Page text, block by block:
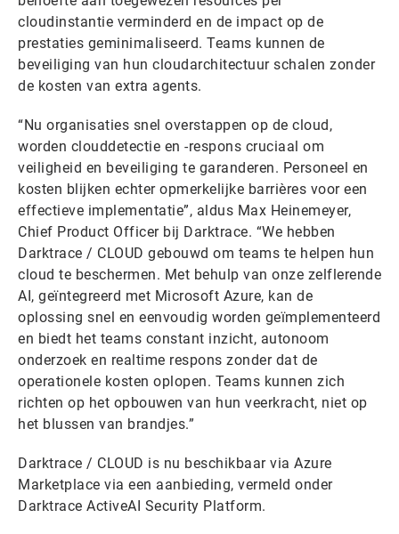
cloudinstantie verminderd en de impact op de
prestaties geminimaliseerd. Teams kunnen de
beveiliging van hun cloudarchitectuur schalen zonder
de kosten van extra agents.
“Nu organisaties snel overstappen op de cloud,
worden clouddetectie en -respons cruciaal om
veiligheid en beveiliging te garanderen. Personeel en
kosten blijken echter opmerkelijke barrières voor een
effectieve implementatie”, aldus Max Heinemeyer,
Chief Product Officer bij Darktrace. “We hebben
Darktrace / CLOUD gebouwd om teams te helpen hun
cloud te beschermen. Met behulp van onze zelflerende
AI, geïntegreerd met Microsoft Azure, kan de
oplossing snel en eenvoudig worden geïmplementeerd
en biedt het teams constant inzicht, autonoom
onderzoek en realtime respons zonder dat de
operationele kosten oplopen. Teams kunnen zich
richten op het opbouwen van hun veerkracht, niet op
het blussen van brandjes.”
Darktrace / CLOUD is nu beschikbaar via Azure
Marketplace via een aanbieding, vermeld onder
Darktrace ActiveAI Security Platform.